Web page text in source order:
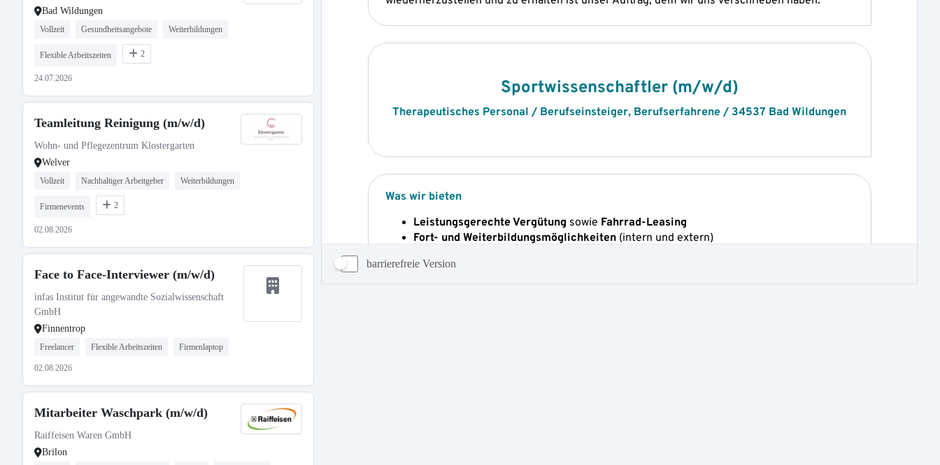
Bad Wildungen
Vollzeit Gesundheitsangebote Weiterbildungen
Flexible Arbeitszeiten 2
24.07.2026
Teamleitung Reinigung (m/w/d)
Wohn- und Pflegezentrum Klostergarten
Welver
Vollzeit Nachhaltiger Arbeitgeber Weiterbildungen
Firmenevents 2
02.08.2026
Face to Face-Interviewer (m/w/d)
infas Institut für angewandte Sozialwissenschaft
GmbH
Finnentrop
Freelancer Flexible Arbeitszeiten Firmenlaptop
02.08.2026
Mitarbeiter Waschpark (m/w/d)
Raiffeisen Waren GmbH
Brilon
barrierefreie Version